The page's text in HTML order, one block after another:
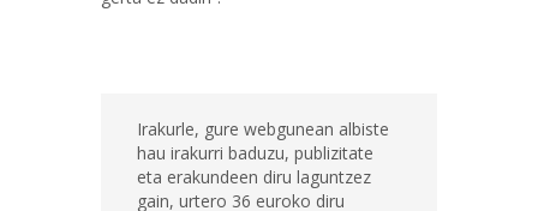
Irakurle, gure webgunean albiste
hau irakurri baduzu, publizitate
eta erakundeen diru laguntzez
gain, urtero 36 euroko diru